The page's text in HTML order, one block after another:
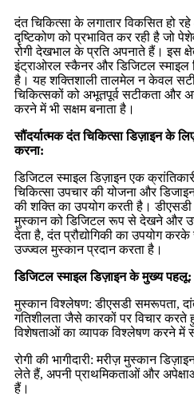
दंत चिकित्सा के लगातार विकसित हो रहे
दृष्टिकोण को प्रभावित कर रही है जो
रोगी देखभाल के प्रति अपनाते हैं। इस
इंट्राओरल स्कैनर और डिजिटल स्माइल
है। यह शक्तिशाली तालमेल न केवल
चिकित्सकों को अभूतपूर्व सटीकता और
करने में भी सक्षम बनाता है।
सौंदर्यात्मक दंत चिकित्सा डिज़ाइन के
करना:
डिजिटल स्माइल डिज़ाइन एक
चिकित्सा उपचार की योजना और
की शक्ति का उपयोग करती है।
मुस्कान को डिजिटल रूप से देखने और
देता है, दंत प्रौद्योगिकी का उपयोग
उज्ज्वल मुस्कान प्रदान करता है।
डिजिटल स्माइल डिज़ाइन के मुख्य पहलू:
मुस्कान विश्लेषण: डीएसडी समरूपता,
गतिशीलता जैसे कारकों पर विचार करते
विशेषताओं का व्यापक विश्लेषण करने में
रोगी की भागीदारी: मरीज़ मुस्कान
लेते हैं, अपनी प्राथमिकताओं और
हैं।